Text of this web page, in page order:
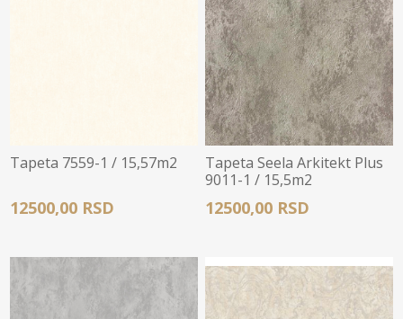
Tapeta 7559-1 / 15,57m2
12500,00 RSD
Tapeta Seela Arkitekt Plus
9011-1 / 15,5m2
12500,00 RSD